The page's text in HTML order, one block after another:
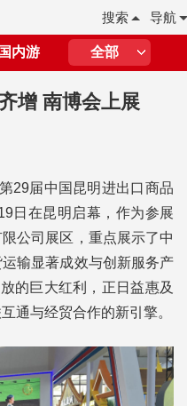
导航
搜索
国内游 全部
增 南博会上展
29届中国昆明进出口商品
日在昆明启幕，作为参展
公司展区，重点展示了中
输显著成效与创新服务产
的巨大红利，正日益惠及
通与经贸合作的新引擎。